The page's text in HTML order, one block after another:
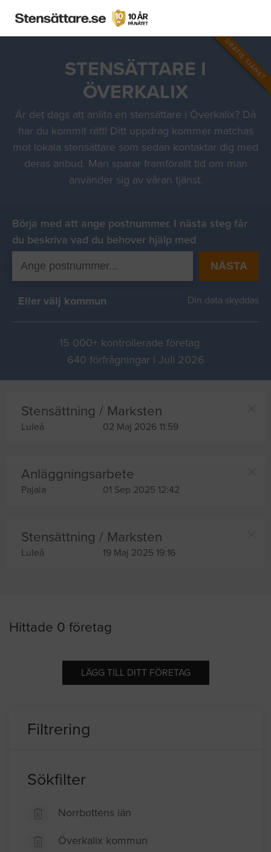
GRATIS TJÄNST
STENSÄTTARE I
ÖVERKALIX
Är det dags att anlita en stensättare i Överkalix? Då
har du kommit rätt! Ditt uppdrag kommer matchas
mot lokala stensättare som sedan kontaktar dig med
deras anbud. Man sparar framförallt tid om man
använder sig av våran tjänst.
Börja med att ange postnummer. I nästa steg får
du beskriva vad du behover hjälp med
NÄSTA
Eller välj kommun Din data skyddas
15 000+ kontrollerade företag
640 förfrågningar i Juli 2026
Stensättning / Marksten
Luleå 02 Maj 2026 11:59
Anläggningsarbete
Pajala 01 Sep 2025 12:42
Stensättning / Marksten
Luleå 19 Maj 2025 19:16
Hittade 0 företag
LÄGG TILL DITT FÖRETAG
Filtrering
Sökfilter
Norrbottens län
Överkalix kommun